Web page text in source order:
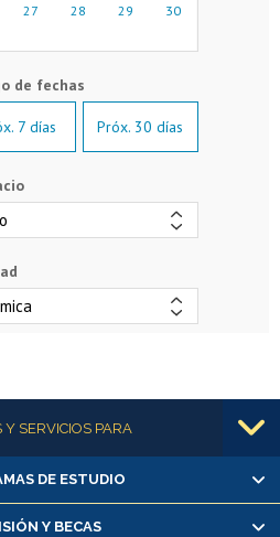
27 28 29
30
7 días Próx. 30 días
Y SERVICIOS PARA
y exalumnas/os
en línea
DE ESTUDIO
Y BECAS